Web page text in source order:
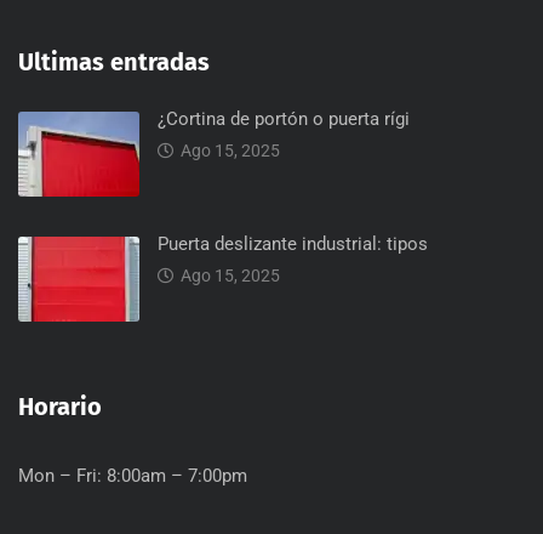
Ultimas entradas
¿Cortina de portón o puerta rígi
Ago 15, 2025
Puerta deslizante industrial: tipos
Ago 15, 2025
Horario
Mon – Fri: 8:00am – 7:00pm